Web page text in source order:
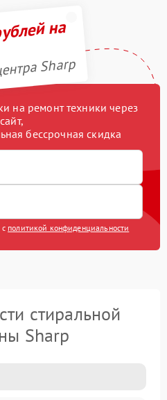
на
Sharp
на ремонт техники через
сайт,
бессрочная скидка
политикой конфиденциальности
стиральной
Sharp